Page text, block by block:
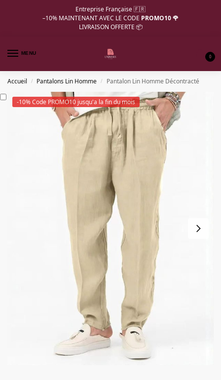
Entreprise Française 🇫🇷
–10% MAINTENANT AVEC LE CODE PROMO10 🌹
LIVRAISON OFFERTE 📦
MENU
0
Accueil / Pantalons Lin Homme / Pantalon Lin Homme Décontracté
-10% Code PROMO10 jusqu'a la fin du mois